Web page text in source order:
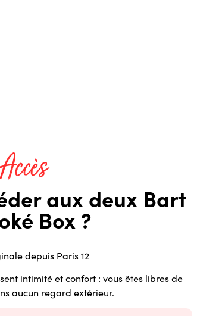
aux deux Bart
Box ?
depuis Paris 12
intimité et confort : vous êtes libres de
aucun regard extérieur.